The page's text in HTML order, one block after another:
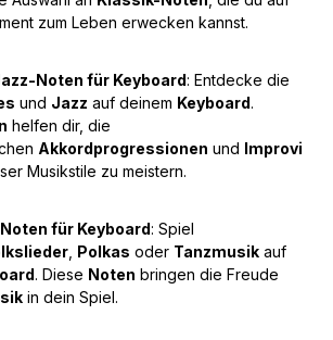
zum Leben erwecken kannst.
Noten für Keyboard: Entdecke die
und Jazz auf deinem Keyboard.
helfen dir, die
Akkordprogressionen und Improvi
Musikstile zu meistern.
für Keyboard: Spiel
Polkas oder Tanzmusik auf
. Diese Noten bringen die Freude
in dein Spiel.